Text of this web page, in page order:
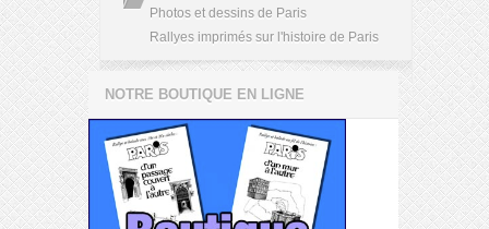
Photos et dessins de Paris
Rallyes imprimés sur l'histoire de Paris
NOTRE BOUTIQUE EN LIGNE